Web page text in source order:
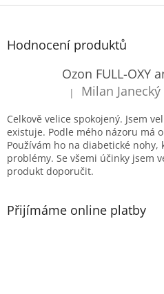
Z
Hodnocení produktů
Ozon FULL-OXY
Hodnocení produktu
| Milan Janecký
Celkově velice spokojený. Jsem
existuje. Podle mého názoru má
Používám ho na diabetické nohy,
problémy. Se všemi účinky jsem
produkt doporučit.
Přijímáme online platby